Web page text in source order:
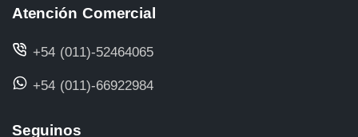
Atención Comercial
+54 (011)-52464065
+54 (011)-66922984
Seguinos